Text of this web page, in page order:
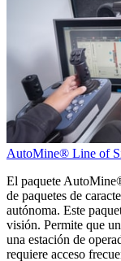
AutoMine® Line of
El paquete
de paquetes de
autónoma. Este
visión. Permite que
una estación de
requiere acceso